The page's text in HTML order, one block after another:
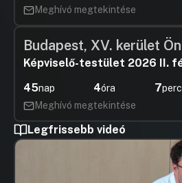
Meghívó megtekintése
Budapest, XV. kerület
Képviselő-testület 2026 II.
45nap 4óra 7perc
Meghívó megtekintése
Legfrissebb videó